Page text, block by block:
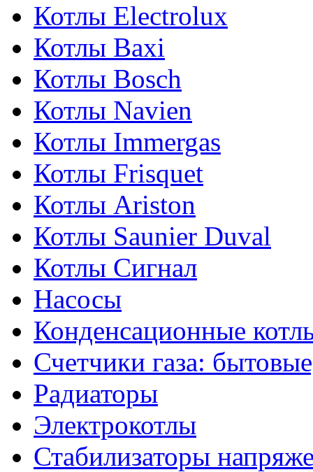
Котлы Electrolux
Котлы Baxi
Котлы Bosch
Котлы Navien
Котлы Immergas
Котлы Frisquet
Котлы Ariston
Котлы Saunier Duval
Котлы Сигнал
Насосы
Конденсационные
Счетчики газа:
Радиаторы
Электрокотлы
Стабилизаторы